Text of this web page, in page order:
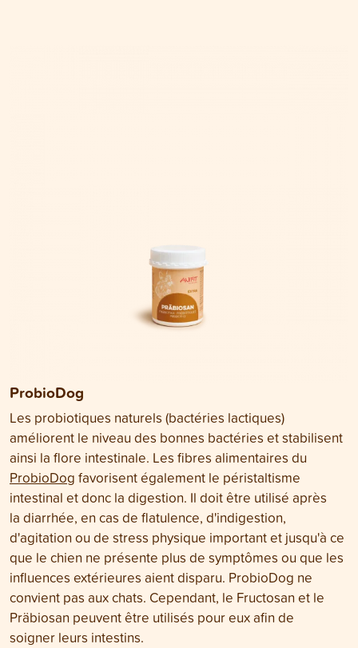
ProbioDog
Les probiotiques naturels (bactéries lactiques)
améliorent le niveau des bonnes bactéries et stabilisent
ainsi la flore intestinale. Les fibres alimentaires du
ProbioDog favorisent également le péristaltisme
intestinal et donc la digestion. Il doit être utilisé après
la diarrhée, en cas de flatulence, d'indigestion,
d'agitation ou de stress physique important et jusqu'à ce
que le chien ne présente plus de symptômes ou que les
influences extérieures aient disparu. ProbioDog ne
convient pas aux chats. Cependant, le Fructosan et le
Präbiosan peuvent être utilisés pour eux afin de
soigner leurs intestins.